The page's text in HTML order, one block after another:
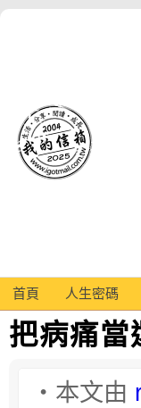
首頁 人生密碼
把病痛當
‧本文由